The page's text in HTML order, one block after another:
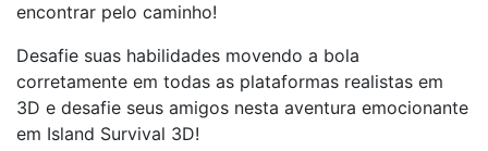
encontrar pelo caminho!
Desafie suas habilidades movendo a bola
corretamente em todas as plataformas realistas em
3D e desafie seus amigos nesta aventura emocionante
em Island Survival 3D!